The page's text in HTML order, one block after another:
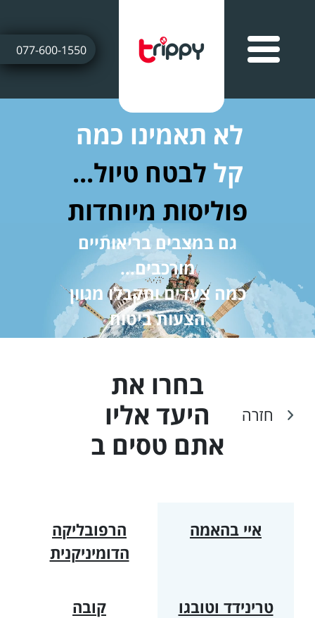
077-600-1550
לא תאמינו כמה
קל לבטח טיול...
פוליסות מיוחדות
גם במצבים בריאותיים
מורכבים...
כמה צעדים ותקבלו מגוון
הצעות ביטוח
חזרה
בחרו את
היעד אליו
אתם טסים ב
איי בהאמה
הרפובליקה
הדומיניקנית
טרינידד וטובגו קובה